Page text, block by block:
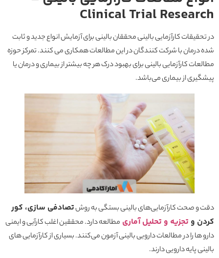
Clinical Trial Research
در تحقیقات کارآزمایی بالینی محققان بالینی برای آزمایش انواع جدید و ثابت
شده درمان با شرکت کنندگان در این مطالعات همکاری می کنند. تمرکز حوزه
مطالعات کارآزمایی بالینی برای بهبود درک هر چه بیشتر از بیماری و درمان یا
پیشگیری از بیماری می‌باشد.
دقت و صحت کارآزمایی‌های بالینی بستگی به روشتصادفی سازی، کور
کردن و تجزیه و تحلیل آماری مطالعه دارد. محققین اغلب کارآیی و ایمنی
دارو ها را در مطالعات دارویی بالینی آزمون می‌کنند. بسیاری از کارآزمایی های
بالینی پایه دارویی دارند.